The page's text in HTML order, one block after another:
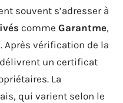
souvent s’adresser à
comme Garantme,
. Après vérification de la
un certificat
La
qui varient selon le